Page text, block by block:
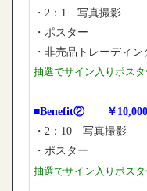
・2：1 写真撮影
・ポスター
・非売品トレーディン
抽選でサイン入りポス
■Benefit② ￥10,000
・2：10 写真撮影
・ポスター
抽選でサイン入りポス